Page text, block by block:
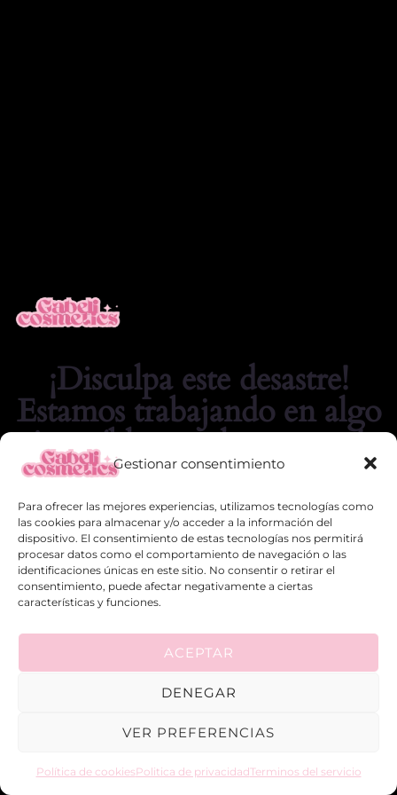
Gestionar consentimiento
Para ofrecer las mejores experiencias, utilizamos tecnologías como
las cookies para almacenar y/o acceder a la información del
dispositivo. El consentimiento de estas tecnologías nos permitirá
procesar datos como el comportamiento de navegación o las
identificaciones únicas en este sitio. No consentir o retirar el
consentimiento, puede afectar negativamente a ciertas
características y funciones.
ACEPTAR
DENEGAR
VER PREFERENCIAS
Política de cookiesPolitica de privacidad Terminos del servicio
¡Disculpa este desastre!
Estamos trabajando en algo
increíble, ¡vuelve pronto!